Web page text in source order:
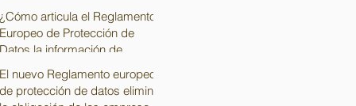
¿Cómo articula el Reglamento
Europeo de Protección de
Datos la información de
El nuevo Reglamento europeo
de protección de datos elimina